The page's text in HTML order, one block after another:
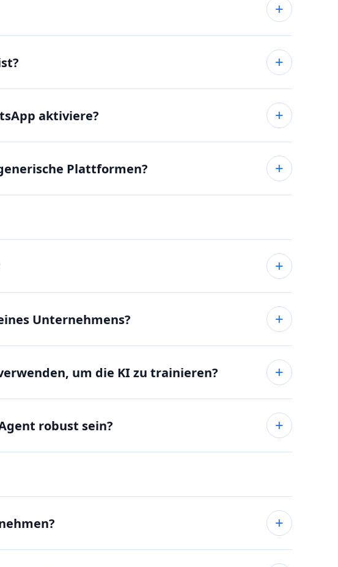
aktiviere?
Plattformen?
Unternehmens?
um die KI zu trainieren?
robust sein?